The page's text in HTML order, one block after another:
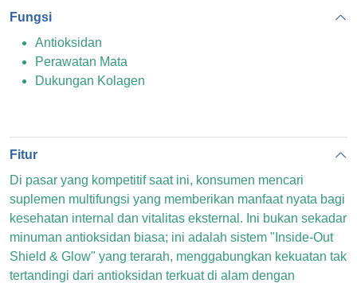
Fungsi
Antioksidan
Perawatan Mata
Dukungan Kolagen
Fitur
Di pasar yang kompetitif saat ini, konsumen mencari
suplemen multifungsi yang memberikan manfaat nyata bagi
kesehatan internal dan vitalitas eksternal. Ini bukan sekadar
minuman antioksidan biasa; ini adalah sistem "Inside-Out
Shield & Glow" yang terarah, menggabungkan kekuatan tak
tertandingi dari antioksidan terkuat di alam dengan